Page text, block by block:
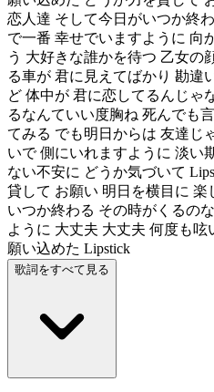
恋人達 そして今日がいつか終
で一番 幸せでいますように 向
う 大好きな誰かを待つ 乙女の
る車が 君に見えてばかり 勘違
ど 体中が 君に恋してるんじゃ
るなんていい度胸ね 死んでも
てみる でも明日からは 友達じ
いで 側にいれますように 淡い
ない不安に どうか気づいて
貸して お願い 明日を横目に
いつか終わる その時がくるの
ように 大丈夫 大丈夫 何度も
願い込めた Lipstick
歌詞をすべて見る